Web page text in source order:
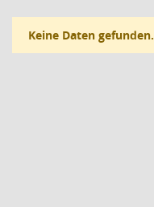
Keine Daten gefunden.